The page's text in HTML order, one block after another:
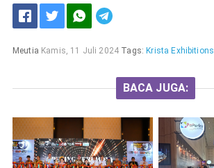
Meutia Kamis, 11 Juli 2024 Tags:Krista Exhibitions
BACA JUGA: